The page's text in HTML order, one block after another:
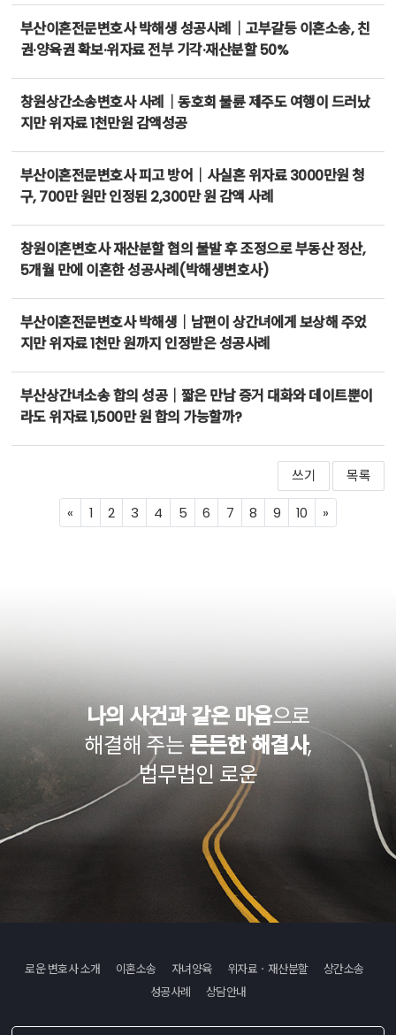
부산이혼전문변호사 박해생 성공사례｜고부갈등 이혼소송, 친
권·양육권 확보·위자료 전부 기각·재산분할 50%
창원상간소송변호사 사례｜동호회 불륜 제주도 여행이 드러났
지만 위자료 1천만원 감액성공
부산이혼전문변호사 피고 방어｜사실혼 위자료 3000만원 청
구, 700만 원만 인정된 2,300만 원 감액 사례
창원이혼변호사 재산분할 협의 불발 후 조정으로 부동산 정산,
5개월 만에 이혼한 성공사례(박해생변호사)
부산이혼전문변호사 박해생｜남편이 상간녀에게 보상해 주었
지만 위자료 1천만 원까지 인정받은 성공사례
부산상간녀소송 합의 성공｜짧은 만남 증거 대화와 데이트뿐이
라도 위자료 1,500만 원 합의 가능할까?
쓰기
목록
«Previous
1 2 3 4 5 6 7 8 9 10 »Next
나의 사건과 같은 마음으로
해결해 주는든든한 해결사,
법무법인 로운
로운 변호사 소개 이혼소송 자녀양육 위자료ㆍ재산분할
상간소송
성공사례
상담안내